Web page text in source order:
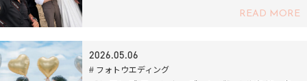
READ MORE
2026.05.06
# フォトウエディング